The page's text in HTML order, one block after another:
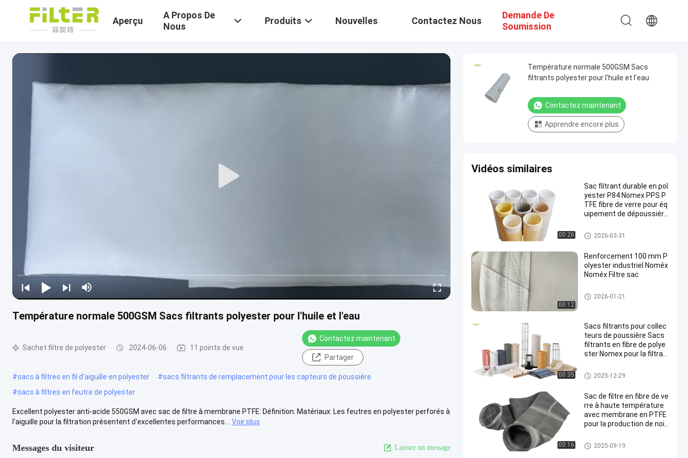
Aperçu
A Propos De
Nous
Produits Nouvelles Contactez Nous
Demande De
Soumission
Température normale 500GSM Sacs filtrants polyester pour l'huile et l'eau
Sachet filtre de polyester 2024-06-06 11 points de vue
Contactez maintenant
Partager
#sacs à filtres en fil d'aiguille en polyester #sacs filtrants de remplacement pour les capteurs de poussière
#sacs à filtres en feutre de polyester
Excellent polyester anti-acide 550GSM avec sac de filtre à membrane PTFE: Définition: Matériaux: Les feutres en polyester perforés à
l'aiguille pour la filtration présentent d'excellentes performances...
Voir plus
Messages du visiteur Laissez un message
Température normale 500GSM Sacs
filtrants polyester pour l'huile et l'eau
Contactez maintenant
Apprendre encore plus
Vidéos similaires
00:26
Sac filtrant durable en pol
yester P84 Nomex PPS P
TFE fibre de verre pour éq
uipement de dépoussiére
Sachet filtre de polyester
2026-03-31
00:12
Renforcement 100 mm P
olyester industriel Noméx
Noméx Filtre sac
sacs filtrants à haute tempéra
ture
2026-01-21
00:35
Sacs filtrants pour collec
teurs de poussière Sacs
filtrants en fibre de polye
ster Nomex pour la filtrati
ines d'asphalte avec une
résistance à la traction e
Sachet filtre de polyester
2025-12-29
00:16
Sac de filtre en fibre de ve
rre à haute température
avec membrane en PTFE
pour la production de noir
sacs à filtres en fibre de verre
2025-09-19